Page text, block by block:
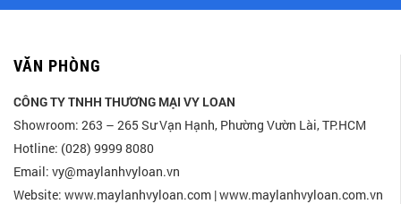
VĂN PHÒNG
CÔNG TY TNHH THƯƠNG MẠI VY LOAN
Showroom: 263 – 265 Sư Vạn Hạnh, Phường Vườn Lài, TP.HCM
Hotline: (028) 9999 8080
Email: vy@maylanhvyloan.vn
Website: www.maylanhvyloan.com | www.maylanhvyloan.com.vn